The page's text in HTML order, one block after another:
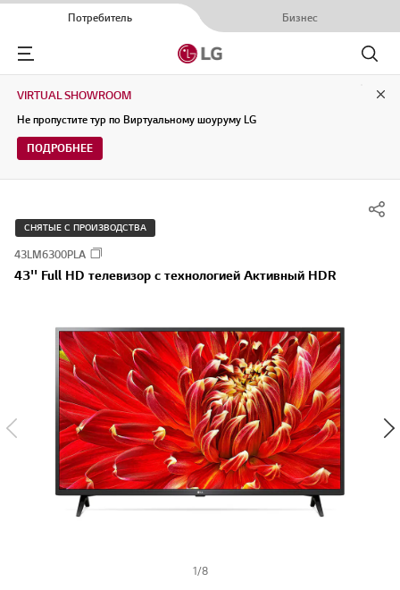
Потребитель Бизнес
Menu
Поиск
VIRTUAL SHOWROOM
Не пропустите тур по Виртуальному шоуруму LG
ПОДРОБНЕЕ
СНЯТЫЕ С ПРОИЗВОДСТВА
43LM6300PLA
43'' Full HD телевизор с технологией Активный HDR
1/8